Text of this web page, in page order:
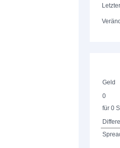
Geld
0
für 0